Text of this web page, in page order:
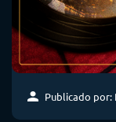
Publicado por: